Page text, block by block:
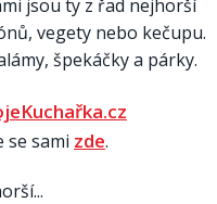
jsou ty z řad nejhorší
vegety nebo kečupu.
špekáčky a párky.
se sami zde.